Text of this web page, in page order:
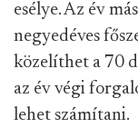
esélye. Az év
negyedéves
közelíthet a 70
az év végi
lehet számítani.